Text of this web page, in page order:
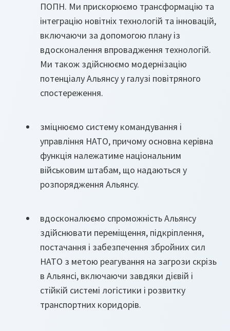
ПОПН. Ми прискорюємо трансформацію та
інтеграцію новітніх технологій та інновацій,
включаючи за допомогою плану із
вдосконалення впровадження технологій.
Ми також здійснюємо модернізацію
потенціалу Альянсу у галузі повітряного
спостереження.
зміцнюємо систему командування і
управління НАТО, причому основна керівна
функція належатиме національним
військовим штабам, що надаються у
розпорядження Альянсу.
вдосконалюємо спроможність Альянсу
здійснювати переміщення, підкріплення,
постачання і забезпечення збройних сил
НАТО з метою реагування на загрози скрізь
в Альянсі, включаючи завдяки дієвій і
стійкій системі логістики і розвитку
транспортних коридорів.